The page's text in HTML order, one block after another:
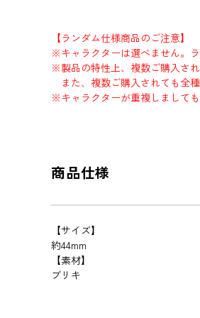
【ランダム仕様商品のご注意】
※キャラクターは選べません。
※製品の特性上、複数ご購入さ
また、複数ご購入されても全
※キャラクターが重複しまして
商品仕様
【サイズ】
約44mm
【素材】
ブリキ